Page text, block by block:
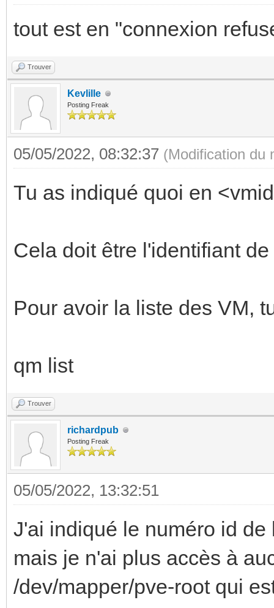
tout est en "connexion
Trouver
Kevlille
Posting Freak
05/05/2022, 08:32:37 (Modification du
Tu as indiqué quoi en
Cela doit être l'identifiant
Pour avoir la liste des VM,
qm list
Trouver
richardpub
Posting Freak
05/05/2022, 13:32:51
J'ai indiqué le numéro id de
mais je n'ai plus accès à
/dev/mapper/pve-root qui